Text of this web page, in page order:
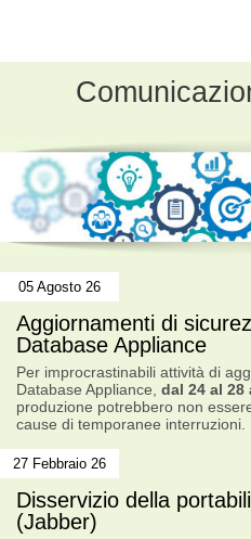
Segrepass: Segreteria
online
Servizi Multimediali (SAM)
Web Docenti
05 Agosto 26
Aggiornamenti di
Database Appliance
Per improcrastinabili attività di
Database Appliance, dal 24 al 28
produzione potrebbero non
cause di temporanee interruzioni.
27 Febbraio 26
Disservizio della
(Jabber)